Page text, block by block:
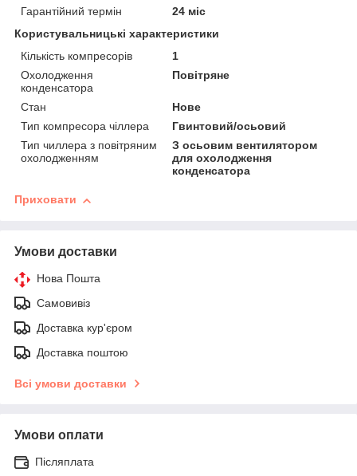
Гарантійний термін
24 міс
Користувальницькі характеристики
Кількість компресорів
1
Охолодження
конденсатора
Повітряне
Стан
Нове
Тип компресора чіллера
Гвинтовий/осьовий
Тип чиллера з повітряним
охолодженням
З осьовим вентилятором
для охолодження
конденсатора
Приховати
Умови доставки
Нова Пошта
Самовивіз
Доставка кур'єром
Доставка поштою
Всі умови доставки
Умови оплати
Післяплата